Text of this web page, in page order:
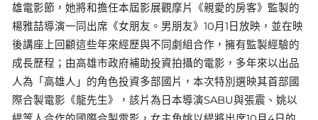
雄電影節，她將和擔任本屆影展觀摩片《親愛的房客》監製的
楊雅喆導演一同出席《女朋友。男朋友》10月1日放映，並在映
後講座上回顧這些年來經歷與不同劇組合作，擁有監製經驗的
成長歷程；由高雄市政府補助投資拍攝的電影，多年來以出品
人為「高雄人」的角色投資多部國片，本次特別選映其首部國
際合製電影《龍先生》，該片為日本導演SABU與張震、姚以